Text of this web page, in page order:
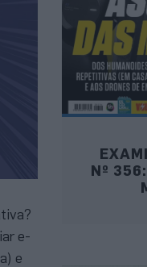
e-
e
Nº